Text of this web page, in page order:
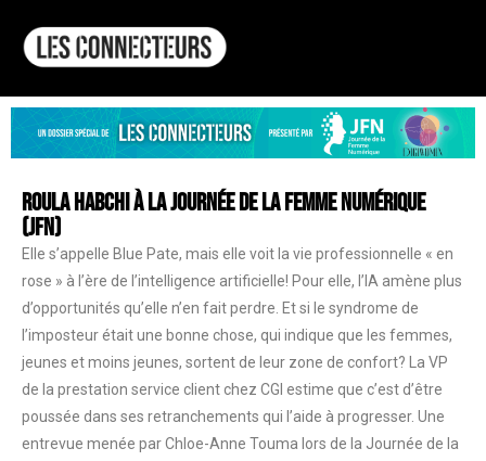
ROULA HABCHI à la Journée de la Femme Numérique
(JFN)
Elle s’appelle Blue Pate, mais elle voit la vie professionnelle « en
rose » à l’ère de l’intelligence artificielle! Pour elle, l’IA amène plus
d’opportunités qu’elle n’en fait perdre. Et si le syndrome de
l’imposteur était une bonne chose, qui indique que les femmes,
jeunes et moins jeunes, sortent de leur zone de confort? La VP
de la prestation service client chez CGI estime que c’est d’être
poussée dans ses retranchements qui l’aide à progresser. Une
entrevue menée par Chloe-Anne Touma lors de la Journée de la